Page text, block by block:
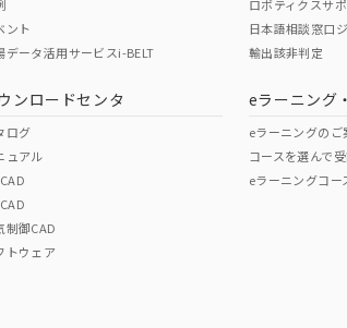
する可能性があります。
この製品の規格認証/適合
その他の認証はこちらのページからご
ント
データ活用サービスi-BELT
ンロードセンタ
ログ
ュアル
制御CAD
トウェア
ロボティクスサ
日本語相談窓口
輸出該非判定
eラーニング
eラーニングのご
コースを選んで
eラーニングコー